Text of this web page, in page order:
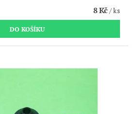
8 Kč/ ks